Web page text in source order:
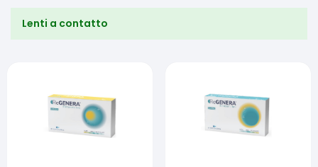
Lenti a contatto